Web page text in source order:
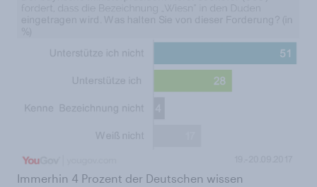
Immerhin 4 Prozent der Deutschen wissen